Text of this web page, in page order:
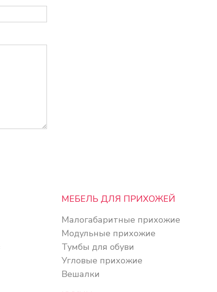
МЕБЕЛЬ ДЛЯ ПРИХОЖЕЙ
Малогабаритные прихожие
Модульные прихожие
Тумбы для обуви
Угловые прихожие
Вешалки